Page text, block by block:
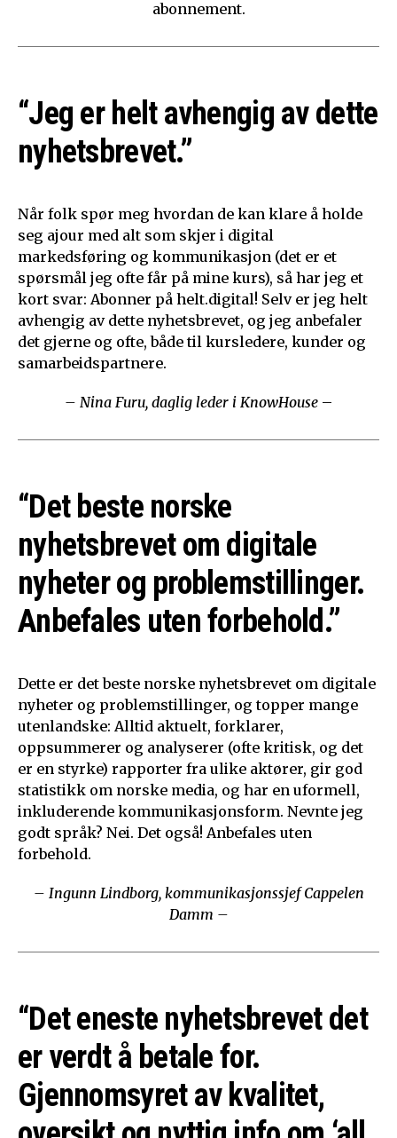
abonnement.
“Jeg er helt avhengig av dette
nyhetsbrevet.”
Når folk spør meg hvordan de kan klare å holde
seg ajour med alt som skjer i digital
markedsføring og kommunikasjon (det er et
spørsmål jeg ofte får på mine kurs), så har jeg et
kort svar: Abonner på helt.digital! Selv er jeg helt
avhengig av dette nyhetsbrevet, og jeg anbefaler
det gjerne og ofte, både til kursledere, kunder og
samarbeidspartnere.
– Nina Furu, daglig leder i KnowHouse –
“Det beste norske
nyhetsbrevet om digitale
nyheter og problemstillinger.
Anbefales uten forbehold.”
Dette er det beste norske nyhetsbrevet om digitale
nyheter og problemstillinger, og topper mange
utenlandske: Alltid aktuelt, forklarer,
oppsummerer og analyserer (ofte kritisk, og det
er en styrke) rapporter fra ulike aktører, gir god
statistikk om norske media, og har en uformell,
inkluderende kommunikasjonsform. Nevnte jeg
godt språk? Nei. Det også! Anbefales uten
forbehold.
– Ingunn Lindborg, kommunikasjonssjef Cappelen
Damm –
“Det eneste nyhetsbrevet det
er verdt å betale for.
Gjennomsyret av kvalitet,